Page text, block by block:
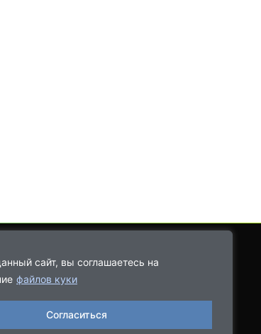
сайт, вы соглашаетесь на
файлов куки
Согласиться